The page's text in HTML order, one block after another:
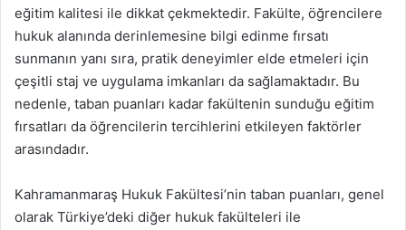
eğitim kalitesi ile dikkat çekmektedir. Fakülte, öğrencilere
hukuk alanında derinlemesine bilgi edinme fırsatı
sunmanın yanı sıra, pratik deneyimler elde etmeleri için
çeşitli staj ve uygulama imkanları da sağlamaktadır. Bu
nedenle, taban puanları kadar fakültenin sunduğu eğitim
fırsatları da öğrencilerin tercihlerini etkileyen faktörler
arasındadır.
Kahramanmaraş Hukuk Fakültesi’nin taban puanları, genel
olarak Türkiye’deki diğer hukuk fakülteleri ile